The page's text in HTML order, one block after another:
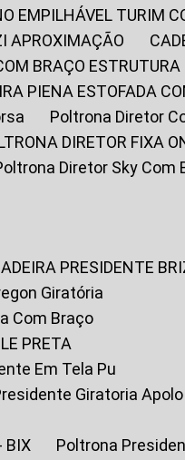
EMPILHÁVEL TURIM
APROXIMAÇÃO
BRAÇO
PIENA ESTOFADA
Poltrona Diretor
DIRETOR FIXA
Poltrona Diretor Sky Com
CADEIRA PRESIDENTE
Giratória
Com Braço
PRETA
Em Tela Pu
Giratoria Apolo
BIX
Poltrona